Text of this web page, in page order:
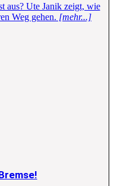
aus? Ute Janik zeigt, wie
Weg gehen. [mehr...]